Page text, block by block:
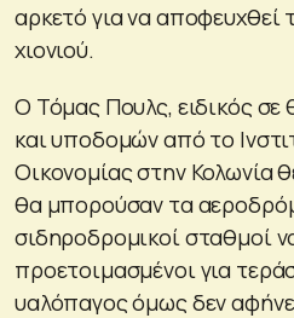
αρκετό για να αποφευχθεί
χιονιού.
Ο Τόμας Πουλς, ειδικός σε
και υποδομών από το
Οικονομίας στην Κολωνία
θα μπορούσαν τα
σιδηροδρομικοί σταθμοί
προετοιμασμένοι για
υαλόπαγος όμως δεν